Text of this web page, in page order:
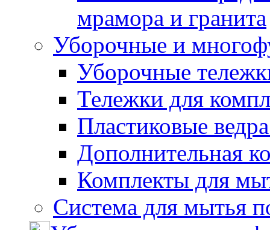
мрамора и гранита
Уборочные и
Уборочные
Тележки для
Пластиковые
Дополнительная
Комплекты для
Система для мытья